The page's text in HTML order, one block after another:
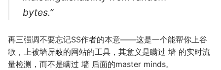
bytes.”
再三强调不要忘记SS作者的本意——这是一个能帮你上谷
歌，上被墙屏蔽的网站的工具，其意义是瞒过 墙 的实时流
量检测，而不是瞒过 墙 后面的master minds。